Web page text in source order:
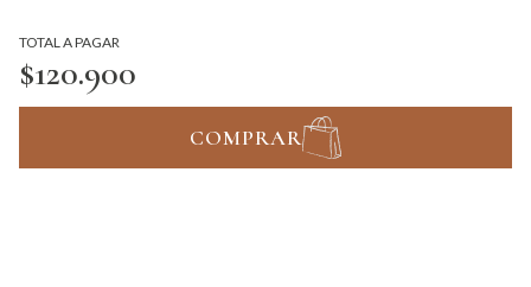
TOTAL A PAGAR
$120.900
COMPRAR